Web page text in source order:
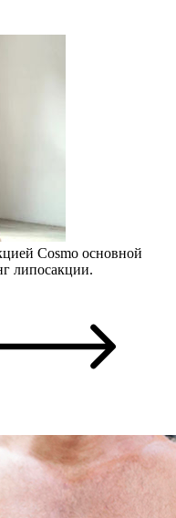
Cosmo основной
липосакции.